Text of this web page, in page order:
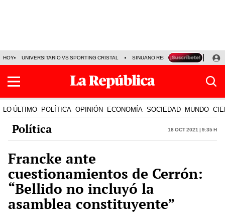
HOY UNIVERSITARIO VS SPORTING CRISTAL SINUANO RESULTADOS HOY
LO ÚLTIMO POLÍTICA OPINIÓN ECONOMÍA SOCIEDAD MUNDO
Política 18 Oct 2021 | 9:35 h
Francke ante
cuestionamientos de Cerrón:
“Bellido no incluyó la
asamblea constituyente”